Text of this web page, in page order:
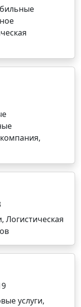
Логистическая
услуги,